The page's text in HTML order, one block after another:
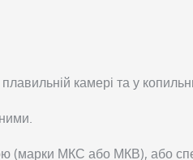
камері та у
(марки МКС або МКВ), або